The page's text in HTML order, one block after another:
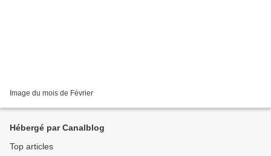
Image du mois de Février
Hébergé par Canalblog
Top articles